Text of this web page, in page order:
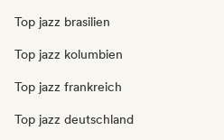
Top jazz brasilien
Top jazz kolumbien
Top jazz frankreich
Top jazz deutschland